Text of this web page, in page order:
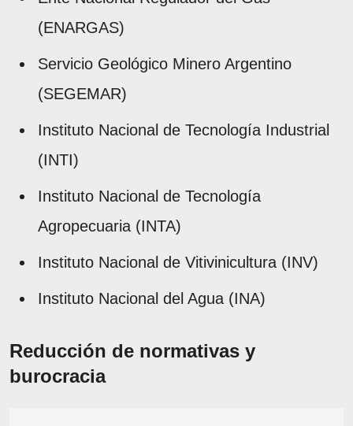
(ENARGAS)
Servicio Geológico Minero Argentino
(SEGEMAR)
Instituto Nacional de Tecnología Industrial
(INTI)
Instituto Nacional de Tecnología
Agropecuaria (INTA)
Instituto Nacional de Vitivinicultura (INV)
Instituto Nacional del Agua (INA)
Reducción de normativas y
burocracia